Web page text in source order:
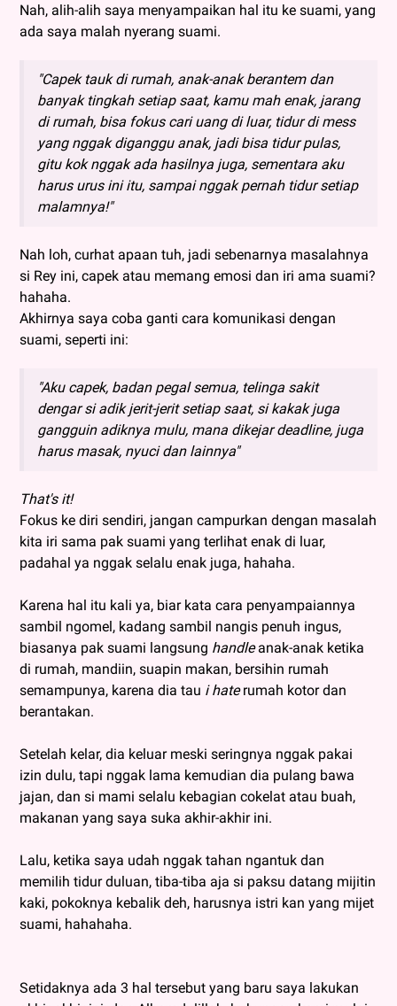
Nah, alih-alih saya menyampaikan hal itu ke suami, yang
ada saya malah nyerang suami.
"Capek tauk di rumah, anak-anak berantem dan
banyak tingkah setiap saat, kamu mah enak, jarang
di rumah, bisa fokus cari uang di luar, tidur di mess
yang nggak diganggu anak, jadi bisa tidur pulas,
gitu kok nggak ada hasilnya juga, sementara aku
harus urus ini itu, sampai nggak pernah tidur setiap
malamnya!"
Nah loh, curhat apaan tuh, jadi sebenarnya masalahnya
si Rey ini, capek atau memang emosi dan iri ama suami?
hahaha.
Akhirnya saya coba ganti cara komunikasi dengan
suami, seperti ini:
"Aku capek, badan pegal semua, telinga sakit
dengar si adik jerit-jerit setiap saat, si kakak juga
gangguin adiknya mulu, mana dikejar deadline, juga
harus masak, nyuci dan lainnya"
That's it!
Fokus ke diri sendiri, jangan campurkan dengan masalah
kita iri sama pak suami yang terlihat enak di luar,
padahal ya nggak selalu enak juga, hahaha.
Karena hal itu kali ya, biar kata cara penyampaiannya
sambil ngomel, kadang sambil nangis penuh ingus,
biasanya pak suami langsung handleanak-anak ketika
di rumah, mandiin, suapin makan, bersihin rumah
semampunya, karena dia tau i haterumah kotor dan
berantakan.
Setelah kelar, dia keluar meski seringnya nggak pakai
izin dulu, tapi nggak lama kemudian dia pulang bawa
jajan, dan si mami selalu kebagian cokelat atau buah,
makanan yang saya suka akhir-akhir ini.
Lalu, ketika saya udah nggak tahan ngantuk dan
memilih tidur duluan, tiba-tiba aja si paksu datang mijitin
kaki, pokoknya kebalik deh, harusnya istri kan yang mijet
suami, hahahaha.
Setidaknya ada 3 hal tersebut yang baru saya lakukan